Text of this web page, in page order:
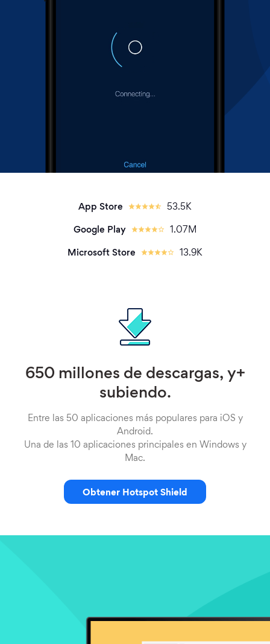
App Store 53.5K
Google Play 1.07M
Microsoft Store 13.9K
650 millones de descargas, y+
subiendo.
Entre las 50 aplicaciones más populares para iOS y
Android.
Una de las 10 aplicaciones principales en Windows y
Mac.
Obtener Hotspot Shield